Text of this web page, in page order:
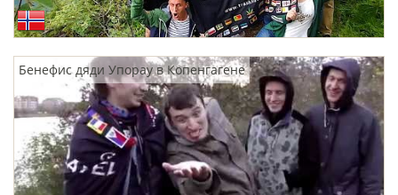
Бенефис дяди Упорау в Копенгагене